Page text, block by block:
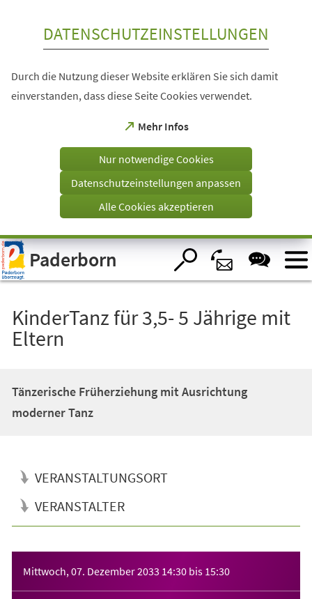
Visuelle
Assistenzsoftware
öffnen.
DATENSCHUTZEINSTELLUNGEN
Durch die Nutzung dieser Website erklären Sie sich damit
einverstanden, dass diese Seite Cookies verwendet.
Mehr Infos
(Öffnet
einem
Tab)
Nur notwendige Cookies
Datenschutzeinstellungen anpassen
Alle Cookies akzeptieren
Paderborn
KinderTanz für 3,5- 5 Jährige mit
Eltern
Tänzerische Früherziehung mit Ausrichtung
moderner Tanz
VERANSTALTUNGSORT
VERANSTALTER
Mittwoch, 07. Dezember 2033 14:30 bis 15:30